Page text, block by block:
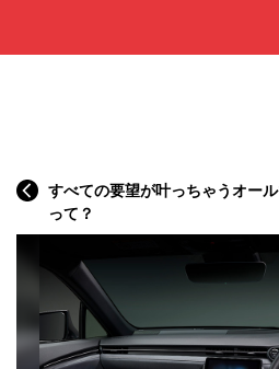
すべての要望が叶っちゃうオー
って？